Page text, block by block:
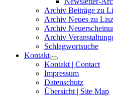
Archiv Beiträge zu
Archiv Neues zu
Archiv
Archiv
Schlagwortsuche
Kontakt
Kontakt | Contact
Impressum
Datenschutz
Übersicht | Site Map